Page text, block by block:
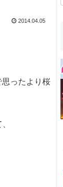
2014.04.05
ったより桜